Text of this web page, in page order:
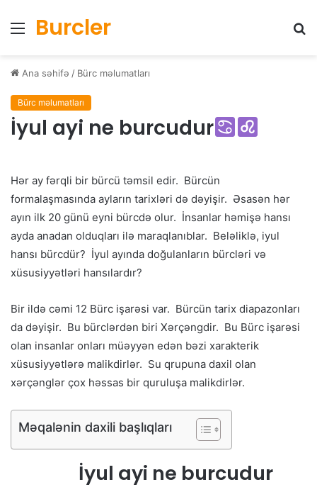
Menyu
Burcler
Ana səhifə / Bürc məlumatları
Bürc məlumatları
İyul ayi ne burcudur
Hər ay fərqli bir bürcü təmsil edir. Bürcün
formalaşmasında ayların tarixləri də dəyişir. Əsasən hər
ayın ilk 20 günü eyni bürcdə olur. İnsanlar həmişə hansı
ayda anadan olduqları ilə maraqlanıblar. Beləliklə, iyul
hansı bürcdür? İyul ayında doğulanların bürcləri və
xüsusiyyətləri hansılardır?
Bir ildə cəmi 12 Bürc işarəsi var. Bürcün tarix diapazonları
da dəyişir. Bu bürclərdən biri Xərçəngdir. Bu Bürc işarəsi
olan insanlar onları müəyyən edən bəzi xarakterik
xüsusiyyətlərə malikdirlər. Su qrupuna daxil olan
xərçənglər çox həssas bir quruluşa malikdirlər.
Məqalənin daxili başlıqları
İyul ayi ne burcudur